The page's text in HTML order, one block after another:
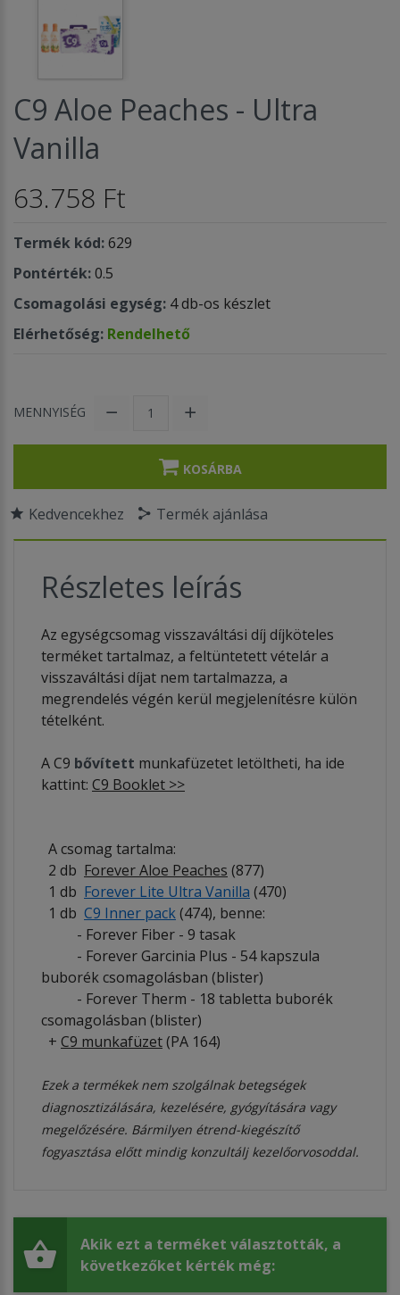
C9 Aloe Peaches - Ultra
Vanilla
63.758 Ft
Termék kód:629
Pontérték:0.5
Csomagolási egység: 4 db-os készlet
Elérhetőség: Rendelhető
MENNYISÉG
KOSÁRBA
Kedvencekhez Termék ajánlása
Részletes leírás
Az egységcsomag visszaváltási díj díjköteles
terméket tartalmaz, a feltüntetett vételár a
visszaváltási díjat nem tartalmazza, a
megrendelés végén kerül megjelenítésre külön
tételként.
A C9 bővített munkafüzetet letöltheti, ha ide
kattint: C9 Booklet >>
A csomag tartalma:
2 db Forever Aloe Peaches (877)
1 db Forever Lite Ultra Vanilla (470)
1 db C9 Inner pack(474), benne:
- Forever Fiber - 9 tasak
- Forever Garcinia Plus - 54 kapszula
buborék csomagolásban (blister)
- Forever Therm - 18 tabletta buborék
csomagolásban (blister)
+ C9 munkafüzet(PA 164)
Ezek a termékek nem szolgálnak betegségek
diagnosztizálására, kezelésére, gyógyítására vagy
megelőzésére. Bármilyen étrend-kiegészítő
fogyasztása előtt mindig konzultálj kezelőorvosoddal.
Akik ezt a terméket választották, a
következőket kérték még: